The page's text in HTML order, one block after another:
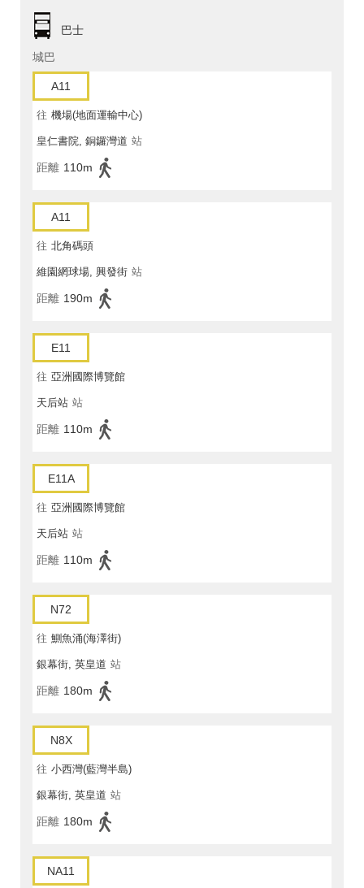
巴士
城巴
A11
往 機場(地面運輸中心)
皇仁書院, 銅鑼灣道 站
距離 110m
A11
往 北角碼頭
維園網球場, 興發街 站
距離 190m
E11
往 亞洲國際博覽館
天后站 站
距離 110m
E11A
往 亞洲國際博覽館
天后站 站
距離 110m
N72
往 鰂魚涌(海澤街)
銀幕街, 英皇道 站
距離 180m
N8X
往 小西灣(藍灣半島)
銀幕街, 英皇道 站
距離 180m
NA11